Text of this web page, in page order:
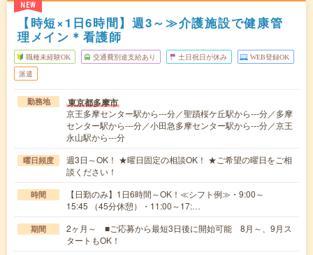
NEW
【時短×1日6時間】週3～≫介護施設で健康管
理メイン＊看護師
職種未経験OK 交通費別途支給あり 土日祝日が休み WEB登録OK
派遣
勤務地 東京都多摩市
京王多摩センター駅から---分／聖蹟桜ケ丘駅から---分／多摩
センター駅から---分／小田急多摩センター駅から---分／京王
永山駅から---分
曜日頻度
週3日～OK！ ★曜日固定の相談OK！ ★ご希望の曜日をご相
談ください！
時間
【日勤のみ】1日6時間～OK！≪シフト例≫・9:00～
15:45 （45分休憩）・11:00～17:…
期間
2ヶ月～ ■ご応募から最短3日後に開始可能 8月～、9月ス
タートもOK！